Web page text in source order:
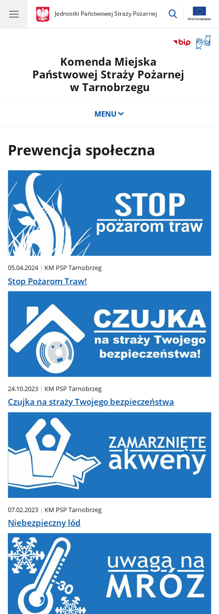
gov.pl
Jednostki Państwowej Straży Pożarnej
gov.pl
Jednostki
przejdź
okno
Komenda Miejska
Państwowej Straży Pożarnej
w Tarnobrzegu
MENU
Prewencja społeczna
05.04.2024 KM PSP Tarnobrzeg
Stop Pożarom Traw!
24.10.2023 KM PSP Tarnobrzeg
Czujka na straży Twojego bezpieczeństwa
07.02.2023 KM PSP Tarnobrzeg
Niebezpieczny lód